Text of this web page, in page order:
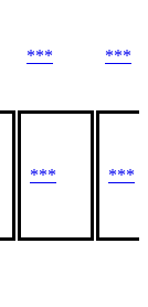
*** ***
*** ***